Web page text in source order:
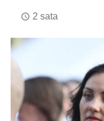
access_time 2 sata